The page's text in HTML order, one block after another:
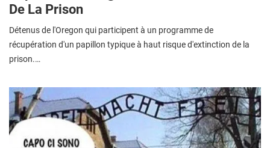
De La Prison
Détenus de l'Oregon qui participent à un programme de
récupération d'un papillon typique à haut risque d'extinction de la
prison.…